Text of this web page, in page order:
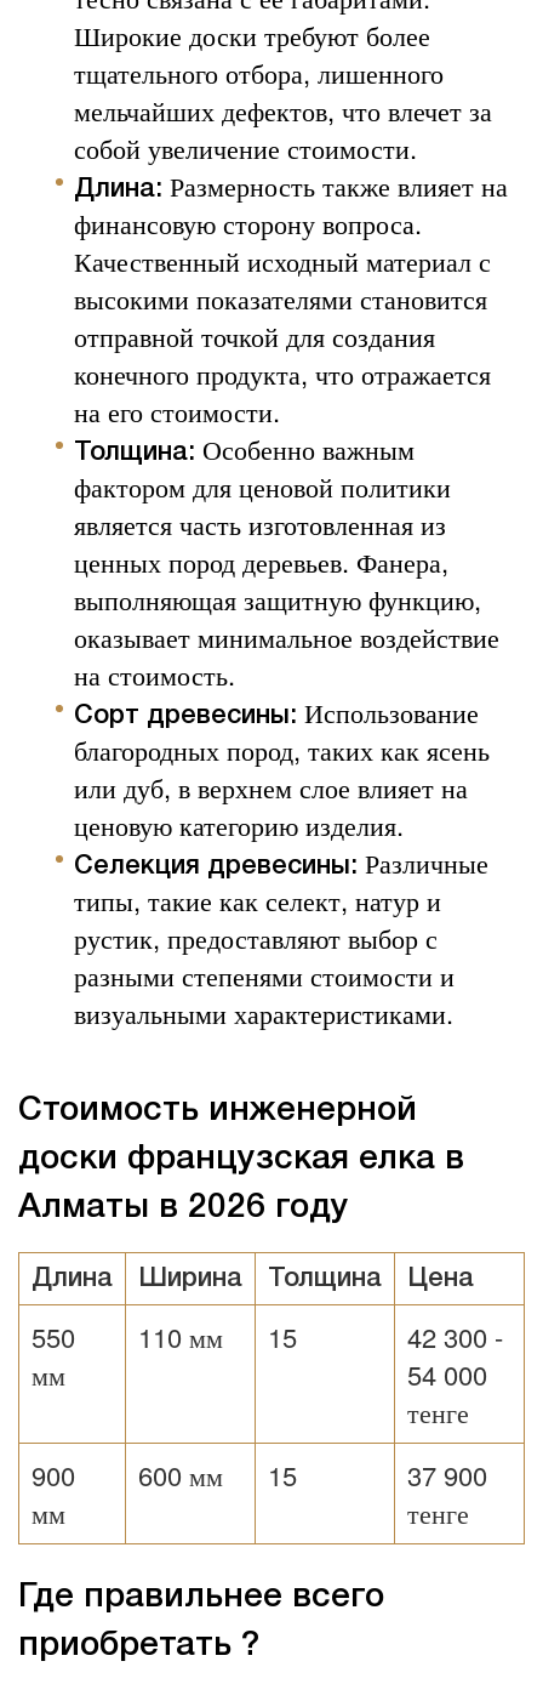
Широкие доски требуют более
тщательного отбора, лишенного
мельчайших дефектов, что влечет за
собой увеличение стоимости.
Длина: Размерность также влияет на
финансовую сторону вопроса.
Качественный исходный материал с
высокими показателями становится
отправной точкой для создания
конечного продукта, что отражается
на его стоимости.
Толщина: Особенно важным
фактором для ценовой политики
является часть изготовленная из
ценных пород деревьев. Фанера,
выполняющая защитную функцию,
оказывает минимальное воздействие
на стоимость.
Сорт древесины: Использование
благородных пород, таких как ясень
или дуб, в верхнем слое влияет на
ценовую категорию изделия.
Селекция древесины: Различные
типы, такие как селект, натур и
рустик, предоставляют выбор с
разными степенями стоимости и
визуальными характеристиками.
Стоимость инженерной
доски французская елка в
Алматы в 2026 году
Длина Ширина Толщина Цена
550
мм
110 мм 15
42 300 -
54 000
тенге
900
мм
600 мм 15
37 900
тенге
Где правильнее всего
приобретать ?